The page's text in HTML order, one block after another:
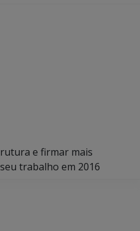
e firmar mais
trabalho em 2016